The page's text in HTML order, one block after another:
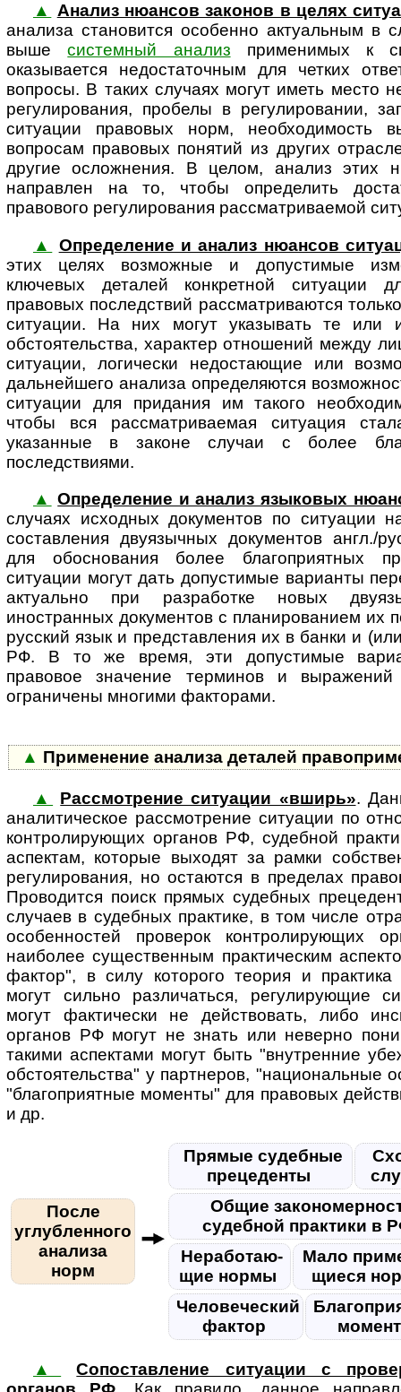
▲ Анализ нюансов законов в целях
анализа становится особенно ак­ту­аль­ным в
вышесистемный анализ применимых к
оказывается недостаточным для четких
вопросы. В таких случаях могут иметь место
регулирования, пробелы в регулировании,
ситуации правовых норм, необходимость
вопросам правовых понятий из других
другие осложнения. В целом, анализ этих
направлен на то, чтобы определить
правового регулирования рассматриваемой
▲
Определение и анализ нюансов
этих целях возможные и до­пу­с­ти­мые
ключевых деталей конкретной ситуации
правовых последствий рассматриваются
ситуации. На них могут указывать те или
обстоятельства, характер отношений между
ситуации, логически недостающие или
дальнейшего анализа определяются
ситуации для придания им такого
чтобы вся рассматриваемая ситуация
указанные в законе случаи с более
последствиями.
▲ Определение и анализ языковых
случаях исходных документов по ситуации
составления двуязычных документов англ./
для обоснования более благоприятных
ситуации могут дать допустимые варианты
актуально при разработке новых
иностранных документов с планированием их
русский язык и представления их в банки и
РФ. В то же время, эти допустимые
правовое значение терминов и
ограничены многими факторами.
▲ Применение анализа деталей
▲ Рассмотрение ситуации «вширь».
ана­ли­ти­чес­кое рассмотрение си­ту­а­ции по
контролирующих органов РФ, судебной
аспектам, которые выходят за рамки
регулирования, но остаются в пределах
Проводится поиск прямых судебных
случаев в судебных практике, в том числе
особенностей проверок контролирующих
наиболее существенным практическим
фактор", в силу которого теория и практика
могут сильно различаться, регулирующие
могут фактически не действовать, либо
органов РФ могут не знать или неверно
такими аспектами могут быть "внутренние
обстоятельства" у партнеров, "национальные
"благоприятные моменты" для правовых
и др.
После
углубленного
анализа
норм
Прямые судебные
прецеденты
Общие
судебной практики в
Нера­бо­та­ю­
щие нормы
Мало
щи­еся
Человеческий
фактор
▲
Сопоставление ситуации с